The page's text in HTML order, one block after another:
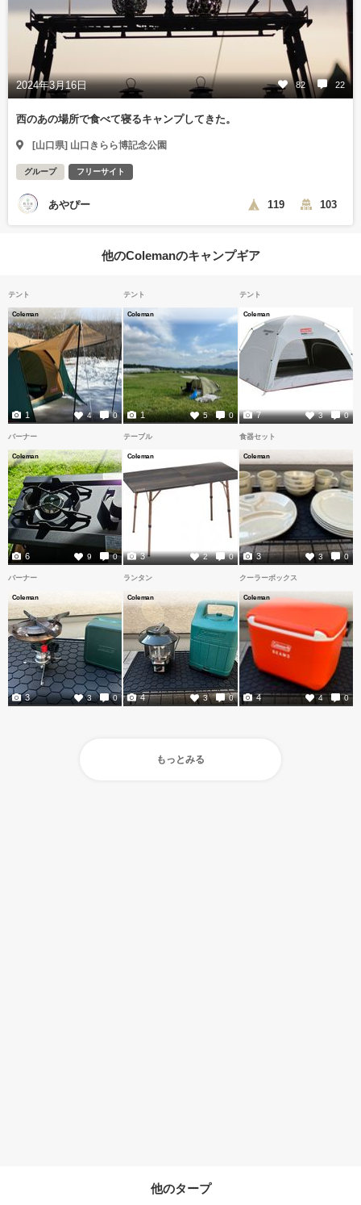
2024年3月16日 82 22
西のあの場所で食べて寝るキャンプしてきた。
[山口県] 山口きらら博記念公園
グループ フリーサイト
あやぴー 119 103
他のColemanのキャンプギア
テント
Coleman
4 0
1
テント
Coleman
5 0
1
テント
Coleman
3 0
7
バーナー
Coleman
9 0
6
テーブル
Coleman
2 0
3
食器セット
Coleman
3 0
3
バーナー
Coleman
3 0
3
ランタン
Coleman
3 0
4
クーラーボックス
Coleman
4 0
4
もっとみる
他のタープ